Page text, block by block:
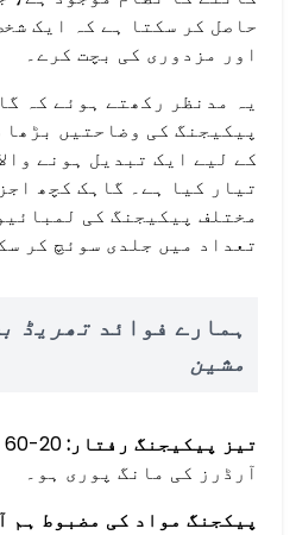
حاصل کر سکتا ہے کہ ایک
اور مزدوری کی بچت کرے۔
یہ مدنظر رکھتے ہوئے کہ
پیکیجنگ کی وضاحتیں
کے لیے ایک تبدیل ہونے
تیار کیا ہے۔ گاہک کچھ
مختلف پیکیجنگ کی
تعداد میں جلدی سوئچ کر
ہمارے فوائد تھریڈ
مشین
تیز پیکیجنگ رفتار:
آرڈرز کی مانگ پوری ہو۔
پیکجنگ مواد کی مضبوط ہم